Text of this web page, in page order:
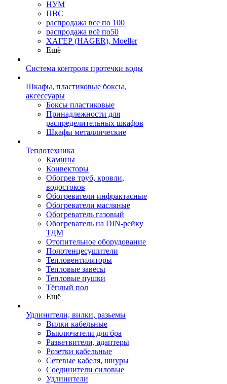
НУМ
ПВС
распродажа все по 100
распродажа всё по50
ХАГЕР (HAGER), Moeller
Ещё
Система контроля протечки воды
Шкафы, пластиковые боксы,
аксессуары
Боксы пластиковые
Принадлежности для
распределительных шкафов
Шкафы металлические
Теплотехника
Камины
Конвекторы
Обогрев труб, кровли,
водостоков
Обогреватели инфрактасные
Обогреватели масляные
Обогреватель газовый
Обогреватель на DIN-рейку
ТДМ
Отопительное оборудование
Полотенцесушители
Тепловентиляторы
Тепловые завесы
Тепловые пушки
Тёплый пол
Ещё
Удлинители, вилки, разьемы
Вилки кабельные
Выключатели для бра
Разветвители, адаптеры
Розетки кабельные
Сетевые кабеля, шнуры
Соединители силовые
Удлинители